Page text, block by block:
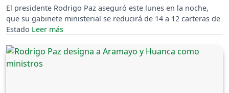
El presidente Rodrigo Paz aseguró este lunes en la noche,
que su gabinete ministerial se reducirá de 14 a 12 carteras de
Estado